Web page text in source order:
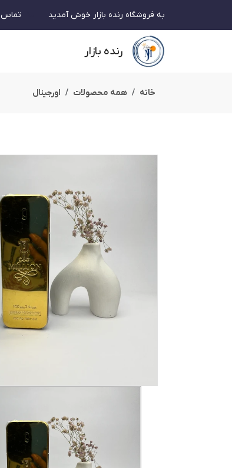
به فروشگاه رنده بازار خوش آمدید تماس
رنده بازار
خانه همه محصولات اورجینال